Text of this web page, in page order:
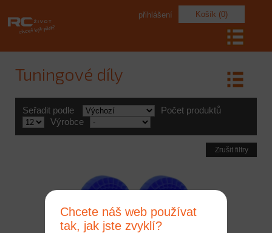
Košík (0)
přihlášení
Tuningové díly
Seřadit podle
Počet produktů
Výrobce
Zrušit filtry
Chcete náš web používat
tak, jak jste zvyklí?